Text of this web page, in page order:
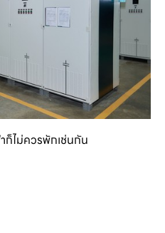
ก็ไม่ควรพักเช่นกัน